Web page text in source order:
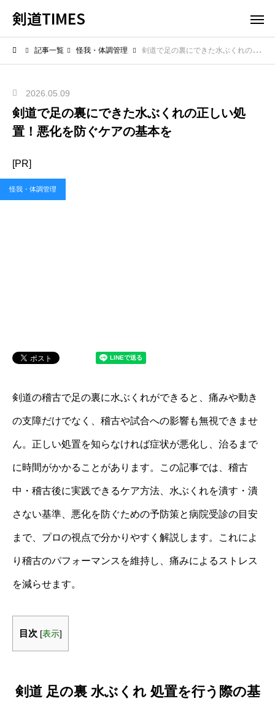
剣道TIMES
記事一覧 怪我・体調管理 剣道で足の裏にできた水ぶくれの正しい処置！悪化を防ぐケアの基本を
2026.05.09
剣道で足の裏にできた水ぶくれの正しい処
置！悪化を防ぐケアの基本を
[PR]
怪我・体調管理
剣道の稽古で足の裏に水ぶくれができると、痛みや動き
の支障だけでなく、稽古や試合への影響も無視できませ
ん。正しい処置を知らなければ症状が悪化し、治るまで
に時間がかかることがあります。この記事では、稽古
中・稽古後に実践できるケア方法、水ぶくれを潰す・潰
さない基準、悪化を防ぐための予防策と病院受診の目安
まで、プロの視点で分かりやすく解説します。これによ
り稽古のパフォーマンスを維持し、痛みによるストレス
を減らせます。
目次 [表示]
剣道 足の裏 水ぶくれ 処置を行う際の基